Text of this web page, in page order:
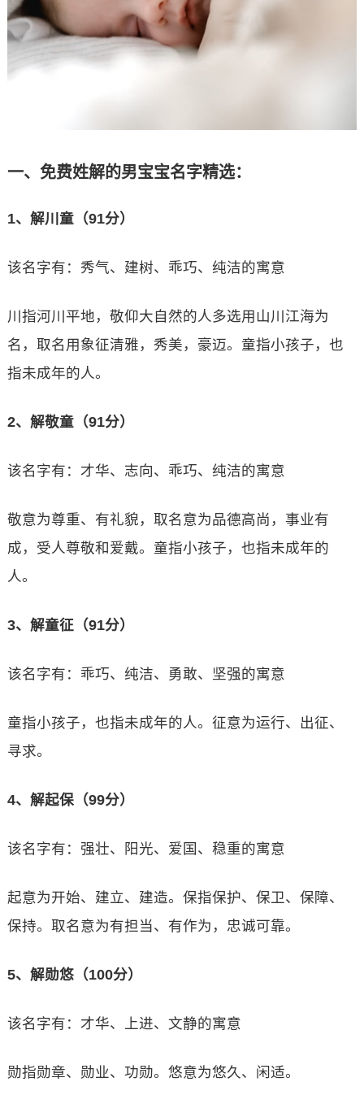
一、免费姓解的男宝宝名字精选：
1、解川童（91分）
该名字有：秀气、建树、乖巧、纯洁的寓意
川指河川平地，敬仰大自然的人多选用山川江海为
名，取名用象征清雅，秀美，豪迈。童指小孩子，也
指未成年的人。
2、解敬童（91分）
该名字有：才华、志向、乖巧、纯洁的寓意
敬意为尊重、有礼貌，取名意为品德高尚，事业有
成，受人尊敬和爱戴。童指小孩子，也指未成年的
人。
3、解童征（91分）
该名字有：乖巧、纯洁、勇敢、坚强的寓意
童指小孩子，也指未成年的人。征意为运行、出征、
寻求。
4、解起保（99分）
该名字有：强壮、阳光、爱国、稳重的寓意
起意为开始、建立、建造。保指保护、保卫、保障、
保持。取名意为有担当、有作为，忠诚可靠。
5、解勋悠（100分）
该名字有：才华、上进、文静的寓意
勋指勋章、勋业、功勋。悠意为悠久、闲适。